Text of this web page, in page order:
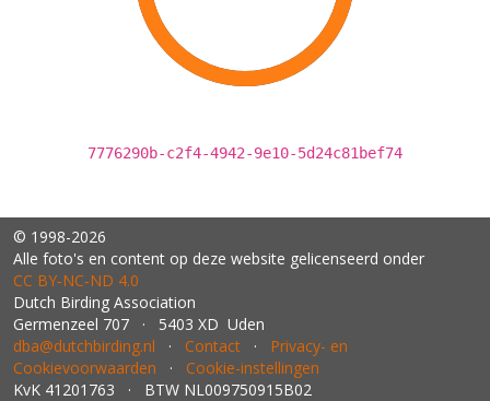
7776290b-c2f4-4942-9e10-5d24c81bef74
© 1998-2026
Alle foto's en content op deze website gelicenseerd onder
CC BY‑NC‑ND 4.0
Dutch Birding Association
Germenzeel 707 · 5403 XD Uden
dba@dutchbirding.nl · Contact · Privacy- en
Cookievoorwaarden · Cookie-instellingen
KvK 41201763 · BTW NL009750915B02